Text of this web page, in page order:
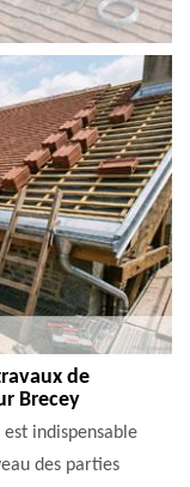
de
Brecey
indispensable
des parties